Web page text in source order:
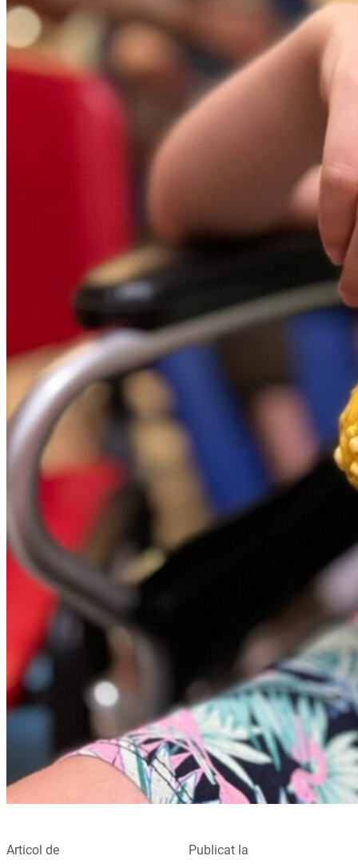
Articol de Publicat la